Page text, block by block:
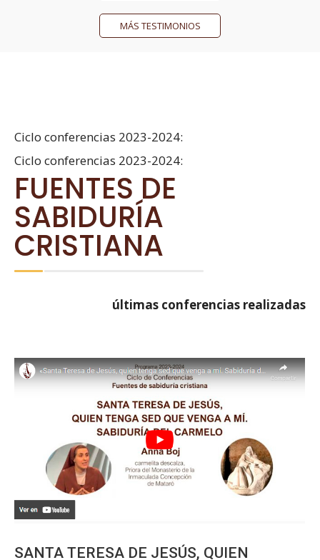
MÁS TESTIMONIOS
Ciclo conferencias 2023-2024:
Ciclo conferencias 2023-2024:
FUENTES DE
SABIDURÍA
CRISTIANA
últimas conferencias realizadas
SANTA TERESA DE JESÚS, QUIEN